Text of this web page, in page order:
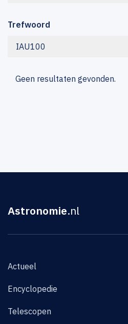
Trefwoord
IAU100
Geen resultaten gevonden.
Astronomie.nl
Actueel
Encyclopedie
Telescopen